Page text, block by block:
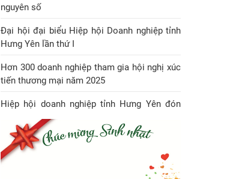
nguyên số
Đại hội đại biểu Hiệp hội Doanh nghiệp tỉnh
Hưng Yên lần thứ I
Hơn 300 doanh nghiệp tham gia hội nghị xúc
tiến thương mại năm 2025
Hiệp hội doanh nghiệp tỉnh Hưng Yên đón
Huân chương Lao động hạng Nhì
Gợi mở giải pháp để thúc đẩy doanh nghiệp
tỉnh Hưng Yên phát triển